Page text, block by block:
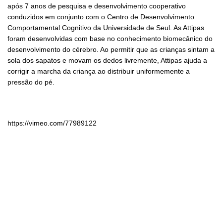
após 7 anos de pesquisa e desenvolvimento cooperativo
conduzidos em conjunto com o Centro de Desenvolvimento
Comportamental Cognitivo da Universidade de Seul. As Attipas
foram desenvolvidas com base no conhecimento biomecânico do
desenvolvimento do cérebro. Ao permitir que as crianças sintam a
sola dos sapatos e movam os dedos livremente, Attipas ajuda a
corrigir a marcha da criança ao distribuir uniformemente a
pressão do pé.
https://vimeo.com/77989122